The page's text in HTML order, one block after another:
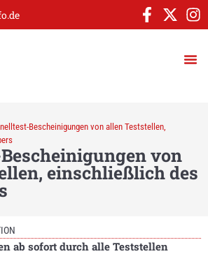
Bescheinigungen von allen Teststellen,
von
einschließlich des
ab sofort durch alle Teststellen